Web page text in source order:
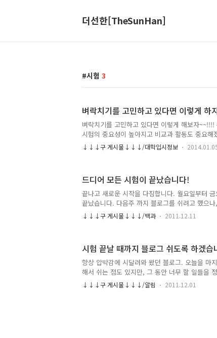
더선한[TheSunHan]
시험 3
벼락치기를 고민하고 있다면 이렇게 하
벼락치기를 고민하고 있다면 이렇게 해보자
시험의 중요성이 높아지고 비교과 활동도 중요
적이 우선적으로 토대가 되어야 비교과와 자기소
니다. 내신기간이 가까워질때마다 드림톡으로 가
스스로 비관적으로 생각하고 포기하면서 80%의
들 때면 참으로 안타까운 마음이 듭니다. 시험이
는 내신 관리에 적합한 사람이 아니다, 너무 늦었
모든 것들을 최선을..
↓↓↓구 게시물↓↓↓/대학입시정보
드디어 모든 시험이 끝났습니다!
끝나고 새로운 시작을 다짐합니다. 월요일부터
끝났습니다. 다음주 까지 블로그를 쉬려고 했으
손 놓고 있을 수 만은 없었습니다. 아무런 노력도
기대한다는 것은 어리석은 생각인 것 같네요. 다
이제 1학년을 마쳤는데 이번 기말은 중간고사 만
아쉬움이 남습니다. 그 동안 블로그 쉬면서 공부
히 블로그를 놓고만은 있을 수가 없어서 중간고
네요. 위 ..
↓↓↓구 게시물↓↓↓/백과 2011.12.11
시험 끝날 때까지 블로그 쉬도록 하겠습
항상 압박감에 시달려와 왔던 블로그. 오늘을 마
해서 쉬는 점도 있지만, 그 동안 너무 할 일들을
합니다. 내일은 저만의 휴가를 하루동안 주도록
로그를 접해야겠습니다. 쉬고 있는동안 꾸준한
↓↓↓구 게시물↓↓↓/알림 2011.12.01